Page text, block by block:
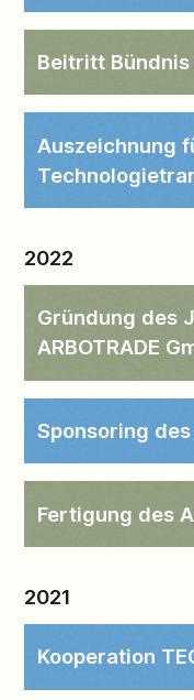
Beitritt
Auszeichnung
2022
Gründung des
ARBOTRADE
Sponsoring
Fertigung des
2021
Kooperation